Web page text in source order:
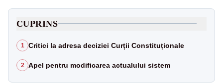
CUPRINS
1 Critici la adresa deciziei Curții Constituționale
2 Apel pentru modificarea actualului sistem